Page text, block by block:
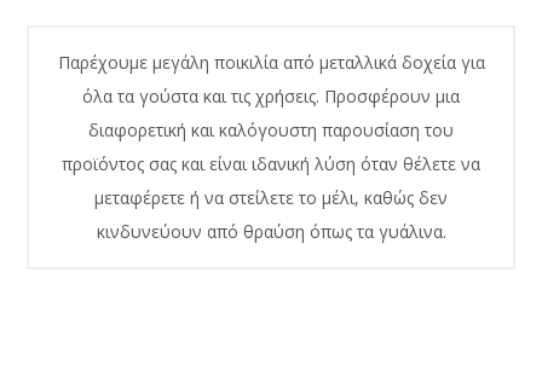
Παρέχουμε μεγάλη ποικιλία από μεταλλικά δοχεία για
όλα τα γούστα και τις χρήσεις. Προσφέρουν μια
διαφορετική και καλόγουστη παρουσίαση του
προϊόντος σας και είναι ιδανική λύση όταν θέλετε να
μεταφέρετε ή να στείλετε το μέλι, καθώς δεν
κινδυνεύουν από θραύση όπως τα γυάλινα.